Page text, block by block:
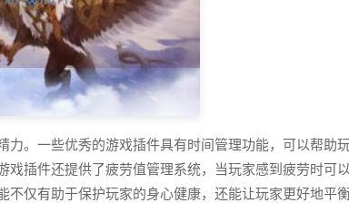
。一些优秀的游戏插件具有时间管理功能，可以帮助
插件还提供了疲劳值管理系统，当玩家感到疲劳时可
仅有助于保护玩家的身心健康，还能让玩家更好地平